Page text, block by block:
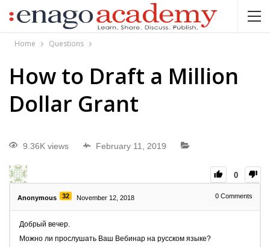
Home Questions
How to Draft a Million
Dollar Grant
9.36K views February 11, 2019
0
Anonymous 32 November 12, 2018 0 Comments
Добрый вечер.
Можно ли прослушать Ваш Вебинар на русском языке?